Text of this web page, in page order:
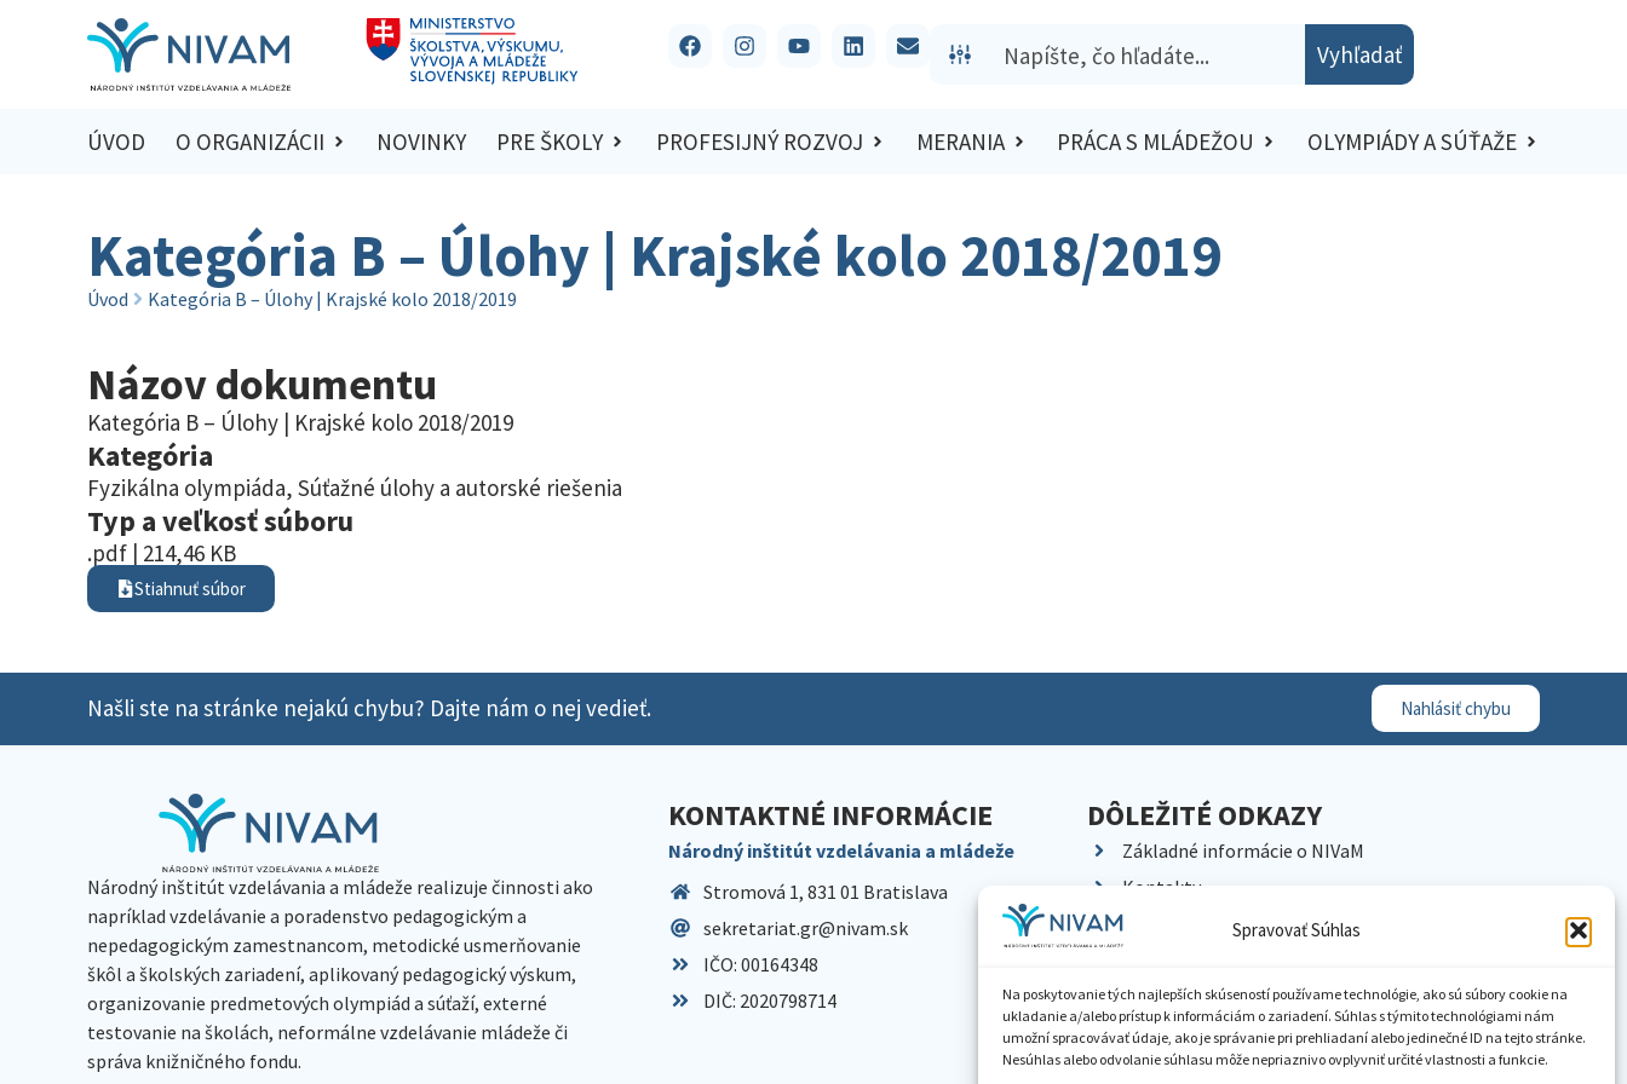
Spravovať Súhlas
Na poskytovanie tých najlepších skúseností používame technológie, ako sú súbory cookie na
ukladanie a/alebo prístup k informáciám o zariadení. Súhlas s týmito technológiami nám
umožní spracovávať údaje, ako je správanie pri prehliadaní alebo jedinečné ID na tejto stránke.
Nesúhlas alebo odvolanie súhlasu môže nepriaznivo ovplyvniť určité vlastnosti a funkcie.
Vyhľadať
ÚVOD O ORGANIZÁCII NOVINKY PRE ŠKOLY PROFESIJNÝ ROZVOJ MERANIA PRÁCA S MLÁDEŽOU OLYMPIÁDY A SÚŤAŽE
Kategória B – Úlohy | Krajské kolo 2018/2019
Úvod Kategória B – Úlohy | Krajské kolo 2018/2019
Názov dokumentu
Kategória B – Úlohy | Krajské kolo 2018/2019
Kategória
Fyzikálna olympiáda, Súťažné úlohy a autorské riešenia
Typ a veľkosť súboru
.pdf | 214,46 KB
Stiahnuť súbor
Našli ste na stránke nejakú chybu? Dajte nám o nej vedieť. Nahlásiť chybu
Národný inštitút vzdelávania a mládeže realizuje činnosti ako
napríklad vzdelávanie a poradenstvo pedagogickým a
nepedagogickým zamestnancom, metodické usmerňovanie
škôl a školských zariadení, aplikovaný pedagogický výskum,
organizovanie predmetových olympiád a súťaží, externé
testovanie na školách, neformálne vzdelávanie mládeže či
správa knižničného fondu.
KONTAKTNÉ INFORMÁCIE
Národný inštitút vzdelávania a mládeže
Stromová 1, 831 01 Bratislava
sekretariat.gr@nivam.sk
IČO: 00164348
DIČ: 2020798714
DÔLEŽITÉ ODKAZY
Základné informácie o NIVaM
Kontakty
Kariéra
Pracoviská NIVaM
Dokumenty inštitúcie
Knižnica